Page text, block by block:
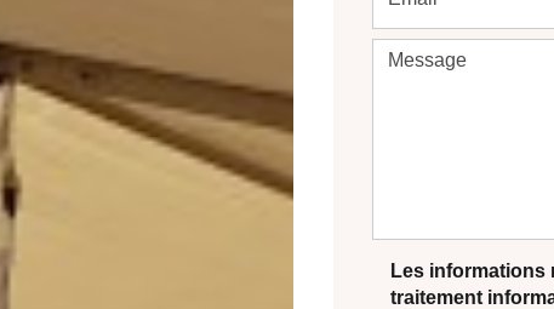
Les informations
traitement